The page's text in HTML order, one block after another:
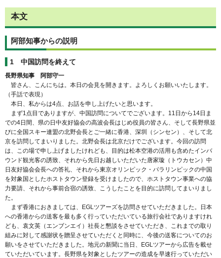
本文
阿部知事からの説明
1 中国訪問を終えて
長野県知事 阿部守一
皆さん、こんにちは。本日の会見を開きます。よろしくお願いいたします。
（手話で表現）
本日、私からは4点、お話を申し上げたいと思います。
まず1点目でありますが、中国訪問についてでございます。11日から14日ま
での4日間、県の日中友好協会の高波会長はじめ役員の皆さん、そして長野県並
びに全国スキー連盟の北野会長とご一緒に香港、深圳（シンセン）、そして北
京を訪問してまいりました。北野会長は北京だけでございます。今回の訪問
は、この場で申し上げましたけれども、目的は松本空港の活用も含めたインバ
ウンド観光客の誘致、それから先日お越しいただいた唐家璇（トウカセン）中
日友好協会会長への答礼、それから東京オリンピック・パラリンピックの中国
を対象国としたホストタウン登録を受けましたので、ホストタウン事業への協
力要請、それから事前合宿の誘致、こうしたことを目的に訪問してまいりまし
た。
まず香港におきましては、EGLツアーズを訪問させていただきました。日本
への香港からの送客を最も多く行っていただいている旅行会社でありますけれ
ども、袁文英（エンブンエイ）社長と懇談をさせていただき、これまでの取り
組みに対して感謝状を贈呈させていただくと同時に、今後の送客についてのお
願いをさせていただきました。地元の新聞に当日、EGLツアーから広告を載せ
ていただいています。長野県を対象としたツアーの造成を早速行っていただい